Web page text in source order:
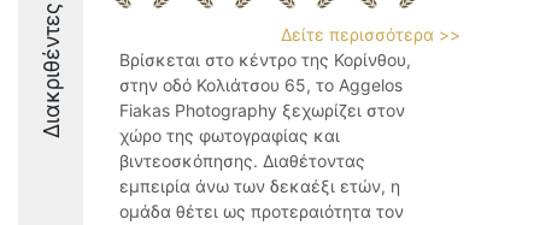
Διακριθέντες
Δείτε περισσότερα >>
Βρίσκεται στο κέντρο της Κορίνθου,
στην οδό Κολιάτσου 65, το Aggelos
Fiakas Photography ξεχωρίζει στον
χώρο της φωτογραφίας και
βιντεοσκόπησης. Διαθέτοντας
εμπειρία άνω των δεκαέξι ετών, η
ομάδα θέτει ως προτεραιότητα τον